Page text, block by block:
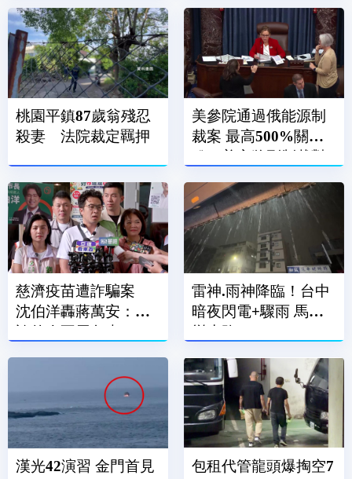
桃園平鎮87歲翁殘忍
殺妻 法院裁定羈押
美參院通過俄能源制
裁案 最高500%關
慈濟疫苗遭詐騙案
沈伯洋轟蔣萬安：造
謠的人不用負責？
雷神.雨神降臨！台中
暗夜閃電+驟雨 馬路
變水路
漢光42演習 金門首見
包租代管龍頭爆掏空7